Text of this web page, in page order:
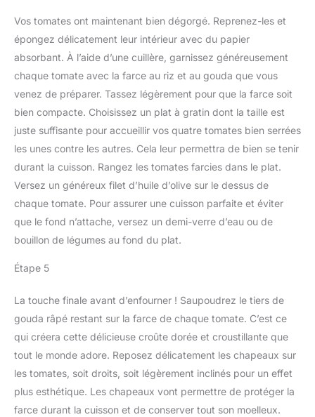
Vos tomates ont maintenant bien dégorgé. Reprenez-les et
épongez délicatement leur intérieur avec du papier
absorbant. À l’aide d’une cuillère, garnissez généreusement
chaque tomate avec la farce au riz et au gouda que vous
venez de préparer. Tassez légèrement pour que la farce soit
bien compacte. Choisissez un plat à gratin dont la taille est
juste suffisante pour accueillir vos quatre tomates bien serrées
les unes contre les autres. Cela leur permettra de bien se tenir
durant la cuisson. Rangez les tomates farcies dans le plat.
Versez un généreux filet d’huile d’olive sur le dessus de
chaque tomate. Pour assurer une cuisson parfaite et éviter
que le fond n’attache, versez un demi-verre d’eau ou de
bouillon de légumes au fond du plat.
Étape 5
La touche finale avant d’enfourner ! Saupoudrez le tiers de
gouda râpé restant sur la farce de chaque tomate. C’est ce
qui créera cette délicieuse croûte dorée et croustillante que
tout le monde adore. Reposez délicatement les chapeaux sur
les tomates, soit droits, soit légèrement inclinés pour un effet
plus esthétique. Les chapeaux vont permettre de protéger la
farce durant la cuisson et de conserver tout son moelleux.